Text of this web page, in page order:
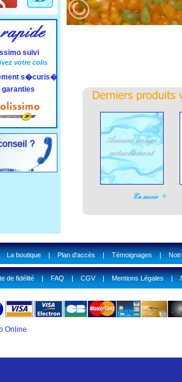
suivi
votre colis
s�curis�
garanties
La boutique|Plan d'accès|Témoignages|
de fidélité|FAQ|CGV|Mentions Légales|
Online